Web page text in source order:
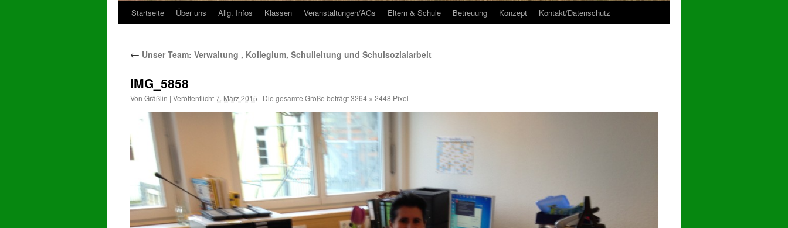
Zum
springen
Startseite Über uns Allg. Infos Klassen Veranstaltungen/AGs Eltern & Schule Betreuung Konzept Kontakt/Datenschutz
← Unser Team: Verwaltung , Kollegium, Schulleitung und Schulsozialarbeit
IMG_5858
Von Gräßlin | Veröffentlicht7. März 2015 | Die gesamte Größe beträgt3264 × 2448 Pixel